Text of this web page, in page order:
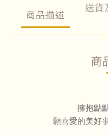
商品描述
送貨
商
擁抱點
願喜愛的美好